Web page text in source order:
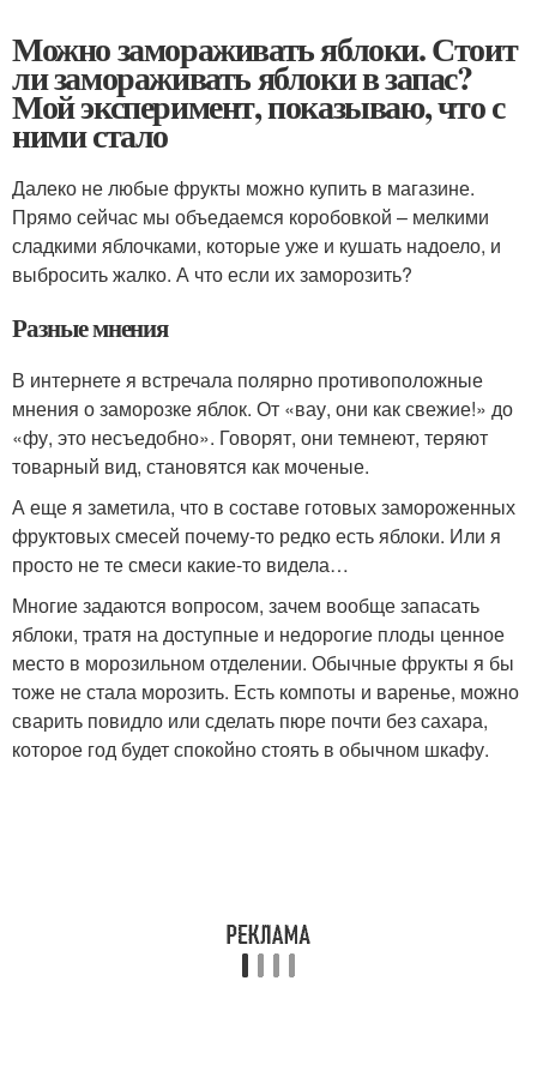
Можно замораживать яблоки. Стоит
ли замораживать яблоки в запас?
Мой эксперимент, показываю, что с
ними стало
Далеко не любые фрукты можно купить в магазине.
Прямо сейчас мы объедаемся коробовкой – мелкими
сладкими яблочками, которые уже и кушать надоело, и
выбросить жалко. А что если их заморозить?
Разные мнения
В интернете я встречала полярно противоположные
мнения о заморозке яблок. От «вау, они как свежие!» до
«фу, это несъедобно». Говорят, они темнеют, теряют
товарный вид, становятся как моченые.
А еще я заметила, что в составе готовых замороженных
фруктовых смесей почему-то редко есть яблоки. Или я
просто не те смеси какие-то видела…
Многие задаются вопросом, зачем вообще запасать
яблоки, тратя на доступные и недорогие плоды ценное
место в морозильном отделении. Обычные фрукты я бы
тоже не стала морозить. Есть компоты и варенье, можно
сварить повидло или сделать пюре почти без сахара,
которое год будет спокойно стоять в обычном шкафу.